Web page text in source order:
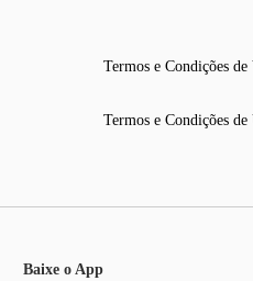
Termos e Condições de
Termos e Condições de
Baixe o App